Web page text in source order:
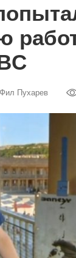
Фил Пухарев